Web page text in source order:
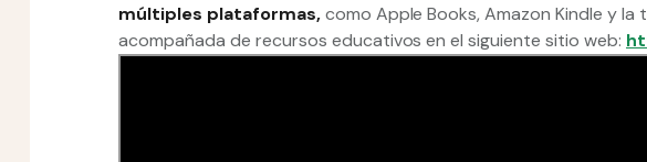
múltiples plataformas,como Apple Books, Amazon Kindle y la
acompañada de recursos educativos en el siguiente sitio web: